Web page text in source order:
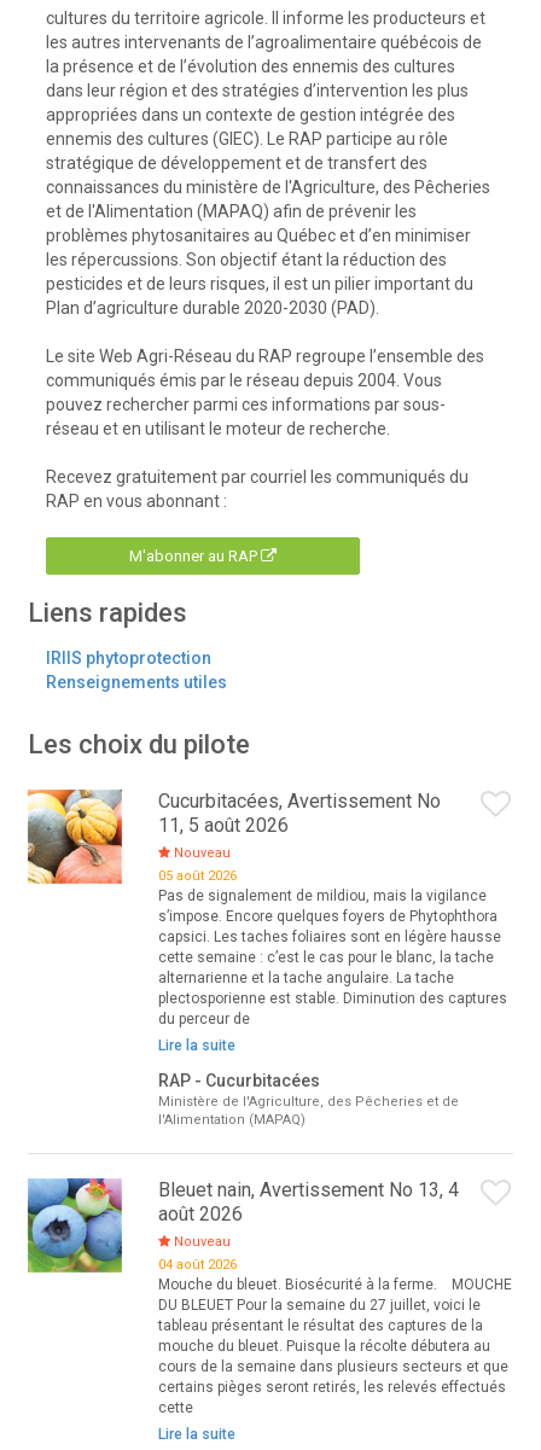
cultures du territoire agricole. Il informe les producteurs et
les autres intervenants de l’agroalimentaire québécois de
la présence et de l’évolution des ennemis des cultures
dans leur région et des stratégies d’intervention les plus
appropriées dans un contexte de gestion intégrée des
ennemis des cultures (GIEC). Le RAP participe au rôle
stratégique de développement et de transfert des
connaissances du ministère de l'Agriculture, des Pêcheries
et de l'Alimentation (MAPAQ) afin de prévenir les
problèmes phytosanitaires au Québec et d’en minimiser
les répercussions. Son objectif étant la réduction des
pesticides et de leurs risques, il est un pilier important du
Plan d’agriculture durable 2020-2030 (PAD).
Le site Web Agri-Réseau du RAP regroupe l’ensemble des
communiqués émis par le réseau depuis 2004. Vous
pouvez rechercher parmi ces informations par sous-
réseau et en utilisant le moteur de recherche.
Recevez gratuitement par courriel les communiqués du
RAP en vous abonnant :
M'abonner au RAP
Liens rapides
IRIIS phytoprotection
Renseignements utiles
Les choix du pilote
Cucurbitacées, Avertissement No
11, 5 août 2026
Nouveau
05 août 2026
Pas de signalement de mildiou, mais la vigilance
s’impose. Encore quelques foyers de Phytophthora
capsici. Les taches foliaires sont en légère hausse
cette semaine : c’est le cas pour le blanc, la tache
alternarienne et la tache angulaire. La tache
plectosporienne est stable. Diminution des captures
du perceur de
Lire la suite
RAP - Cucurbitacées
Ministère de l'Agriculture, des Pêcheries et de
l'Alimentation (MAPAQ)
Bleuet nain, Avertissement No 13, 4
août 2026
Nouveau
04 août 2026
Mouche du bleuet. Biosécurité à la ferme. MOUCHE
DU BLEUET Pour la semaine du 27 juillet, voici le
tableau présentant le résultat des captures de la
mouche du bleuet. Puisque la récolte débutera au
cours de la semaine dans plusieurs secteurs et que
certains pièges seront retirés, les relevés effectués
cette
Lire la suite